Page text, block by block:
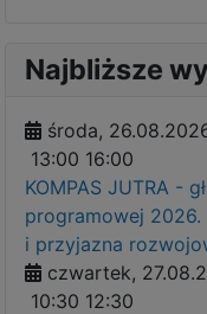
Najbliższe
środa,
13:00 16:00
KOMPAS JUTRA -
programowej 2026.
i przyjazna
czwartek,
10:30 12:30